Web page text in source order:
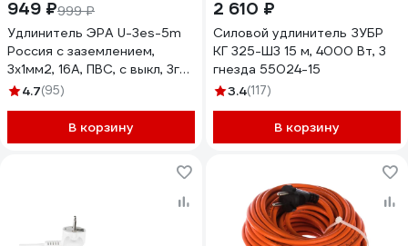
949 ₽999 ₽
Удлинитель ЭРА U-3es-5m
Россия с заземлением,
3x1мм2, 16A, ПВС, с выкл, 3гн,
5м Б0028379
4.7(95)
В корзину
2 610 ₽
Силовой удлинитель ЗУБР
КГ 325-Ш3 15 м, 4000 Вт, 3
гнезда 55024-15
3.4(117)
В корзину